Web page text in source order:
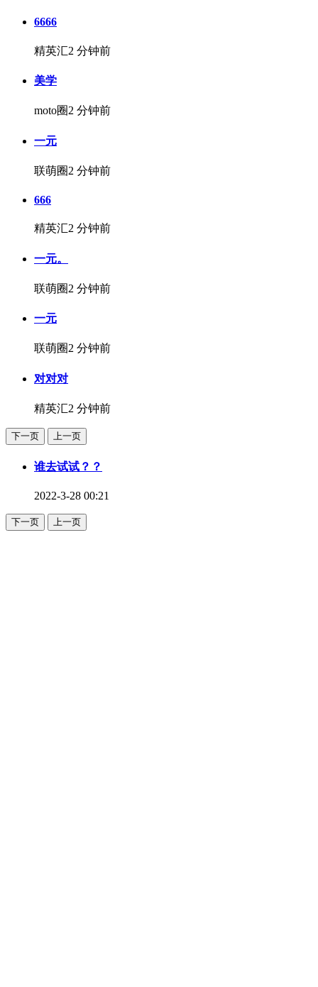
6666
精英汇2 分钟前
美学
moto圈2 分钟前
一元
联萌圈2 分钟前
666
精英汇2 分钟前
一元。
联萌圈2 分钟前
一元
联萌圈2 分钟前
对对对
精英汇2 分钟前
下一页 上一页
谁去试试？？
2022-3-28 00:21
下一页 上一页